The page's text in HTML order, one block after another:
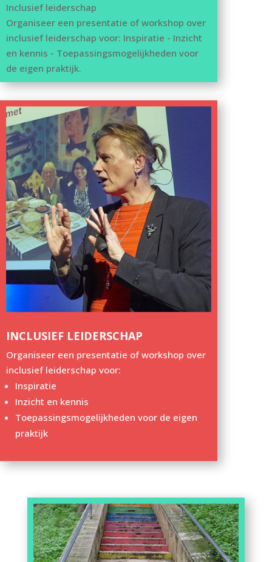
Inclusief leiderschap
Organiseer een presentatie of workshop over
inclusief leiderschap voor: Inspiratie - Inzicht
en kennis - Toepassingsmogelijkheden voor
de eigen praktijk.
INCLUSIEF LEIDERSCHAP
Organiseer een presentatie of workshop over
inclusief leiderschap voor:
Inspiratie
Inzicht en kennis
Toepassingsmogelijkheden voor de eigen
praktijk